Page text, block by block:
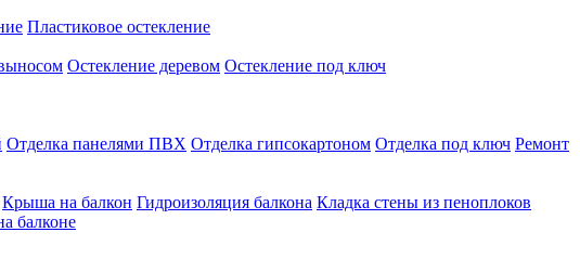
Пластиковое остекление
Остекление деревом Остекление под ключ
Отделка панелями ПВХ Отделка гипсокартоном Отделка под ключ Ремонт
Крыша на балкон Гидроизоляция балкона Кладка стены из пеноплоков
балконе